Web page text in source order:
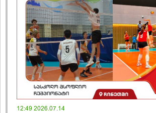
12:49 2026.07.14